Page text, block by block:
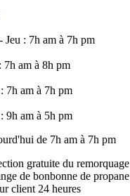
Jeu : 7h am à 7h pm
7h am à 8h pm
7h am à 7h pm
9h am à 5h pm
de 7h am à 7h pm
gratuite du remorquage
de bonbonne de propane
client 24 heures